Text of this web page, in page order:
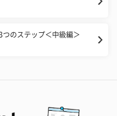
のステップ＜中級編＞